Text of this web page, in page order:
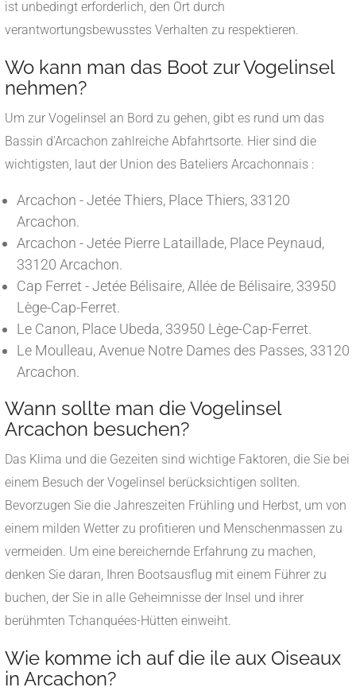
ist unbedingt erforderlich, den Ort durch
verantwortungsbewusstes Verhalten zu respektieren.
Wo kann man das Boot zur Vogelinsel
nehmen?
Um zur Vogelinsel an Bord zu gehen, gibt es rund um das
Bassin d'Arcachon zahlreiche Abfahrtsorte. Hier sind die
wichtigsten, laut der Union des Bateliers Arcachonnais :
Arcachon - Jetée Thiers, Place Thiers, 33120
Arcachon.
Arcachon - Jetée Pierre Lataillade, Place Peynaud,
33120 Arcachon.
Cap Ferret - Jetée Bélisaire, Allée de Bélisaire, 33950
Lège-Cap-Ferret.
Le Canon, Place Ubeda, 33950 Lège-Cap-Ferret.
Le Moulleau, Avenue Notre Dames des Passes, 33120
Arcachon.
Wann sollte man die Vogelinsel
Arcachon besuchen?
Das Klima und die Gezeiten sind wichtige Faktoren, die Sie bei
einem Besuch der Vogelinsel berücksichtigen sollten.
Bevorzugen Sie die Jahreszeiten Frühling und Herbst, um von
einem milden Wetter zu profitieren und Menschenmassen zu
vermeiden. Um eine bereichernde Erfahrung zu machen,
denken Sie daran, Ihren Bootsausflug mit einem Führer zu
buchen, der Sie in alle Geheimnisse der Insel und ihrer
berühmten Tchanquées-Hütten einweiht.
Wie komme ich auf die ile aux Oiseaux
in Arcachon?